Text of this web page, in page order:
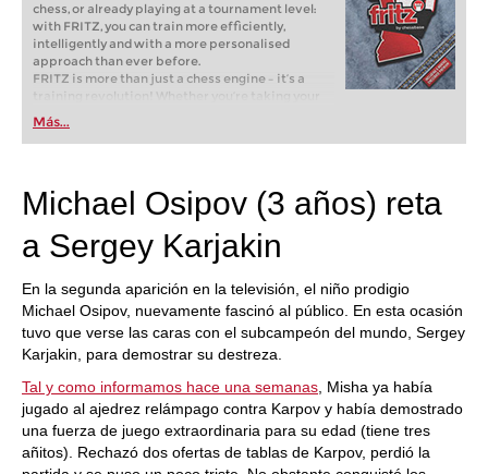
chess, or already playing at a tournament level:
with FRITZ, you can train more efficiently,
intelligently and with a more personalised
approach than ever before.
FRITZ is more than just a chess engine – it’s a
training revolution! Whether you’re taking your
first steps into the world of club chess, or already
playing at a tournament level: with FRITZ, you can
train more efficiently, intelligently and with a
Más...
Michael Osipov (3 años) reta
a Sergey Karjakin
En la segunda aparición en la televisión, el niño prodigio
Michael Osipov, nuevamente fascinó al público. En esta ocasión
tuvo que verse las caras con el subcampeón del mundo, Sergey
Karjakin, para demostrar su destreza.
Tal y como informamos hace una semanas , Misha ya había
jugado al ajedrez relámpago contra Karpov y había demostrado
una fuerza de juego extraordinaria para su edad (tiene tres
añitos). Rechazó dos ofertas de tablas de Karpov, perdió la